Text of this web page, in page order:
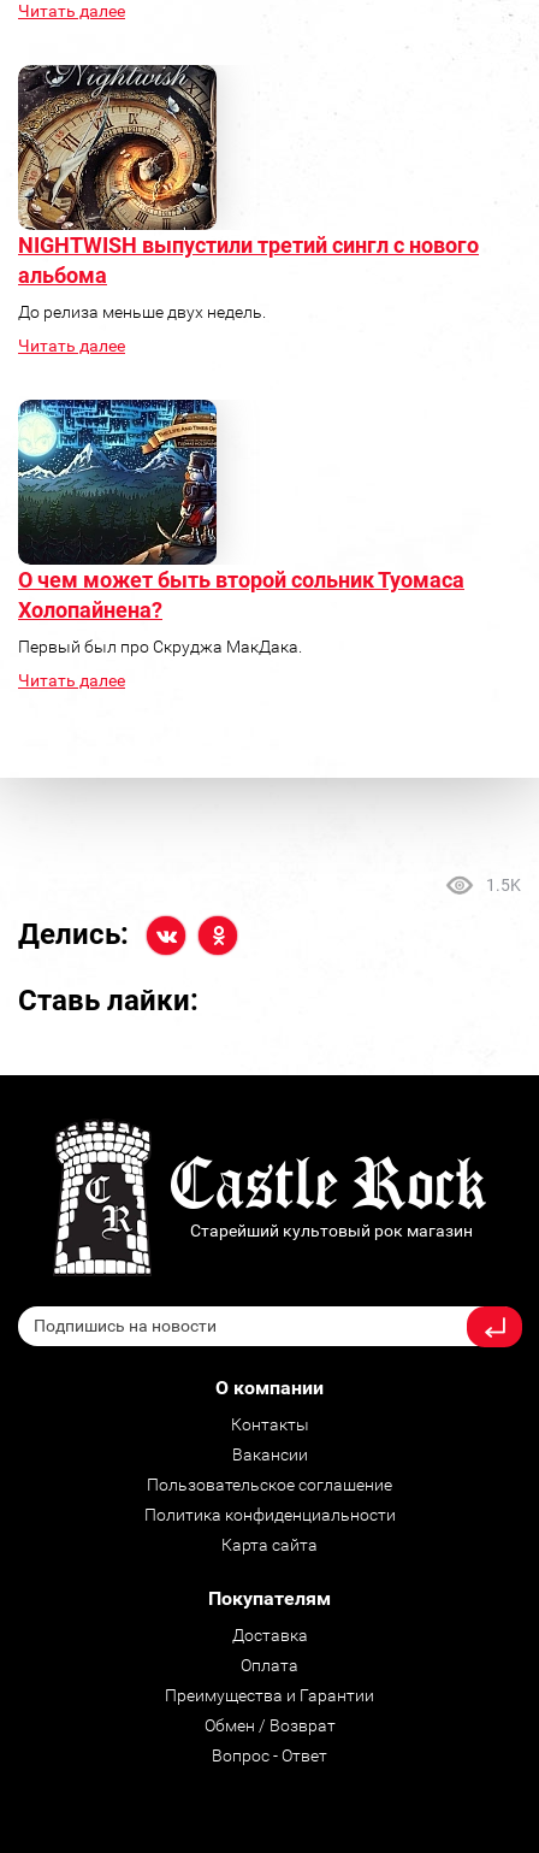
Читать далее
NIGHTWISH выпустили третий сингл с нового
альбома
До релиза меньше двух недель.
Читать далее
О чем может быть второй сольник Туомаса
Холопайнена?
Первый был про Скруджа МакДака.
Читать далее
1.5K
Делись:
Ставь лайки:
Старейший культовый рок магазин
О компании
Контакты
Вакансии
Пользовательское соглашение
Политика конфиденциальности
Карта сайта
Покупателям
Доставка
Оплата
Преимущества и Гарантии
Обмен / Возврат
Вопрос - Ответ